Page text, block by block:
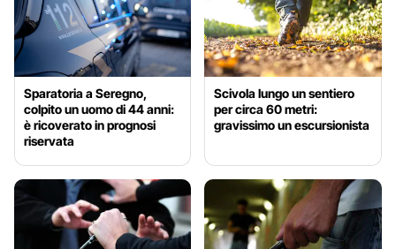
Sparatoria a Seregno,
colpito un uomo di 44 anni:
è ricoverato in prognosi
riservata
Scivola lungo un sentiero
per circa 60 metri:
gravissimo un escursionista